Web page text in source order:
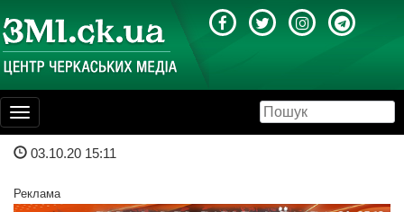
Toggle
navigation
03.10.20 15:11
Реклама